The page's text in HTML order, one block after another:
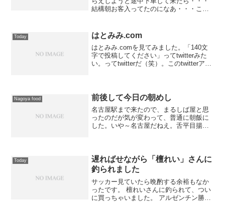
結構朝お客入ってたのになあ・・・これ
感である。
Today はとみみ.com
はとみみ.comを見てみました。「140文
字で投稿してください」ってtwitterみた
い。ってtwitterだ（笑）。このtwitterアカ
Nagoya food 前後して今日の朝めし
名古屋駅まで来たので、まるしば屋と思
ったのだが気が変わって、普通に朝飯に
した。いや～名古屋だねえ。舌平目揚げ
Today
遅ればせながら「檀れい」さんに
釣られました
サッカー見ていたら晩酌する余裕もなか
ったです。 檀れいさんに釣られて、つい
に買っちゃいました。 アルゼンチン勝利